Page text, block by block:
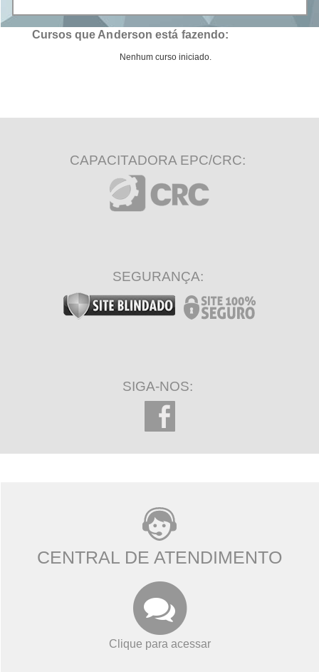
Cursos que Anderson está fazendo:
Nenhum curso iniciado.
CAPACITADORA EPC/CRC:
SEGURANÇA:
SIGA-NOS:
CENTRAL DE ATENDIMENTO
Clique para acessar